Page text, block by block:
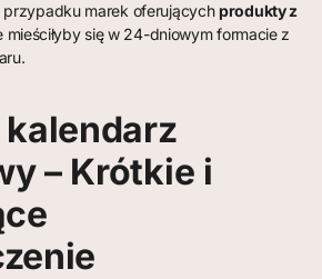
marek oferującychprodukty z
mieściłyby się w 24-dniowym formacie z
– Krótkie i